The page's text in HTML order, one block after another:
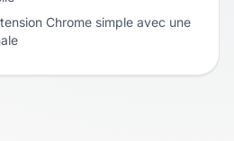
Chrome simple avec une